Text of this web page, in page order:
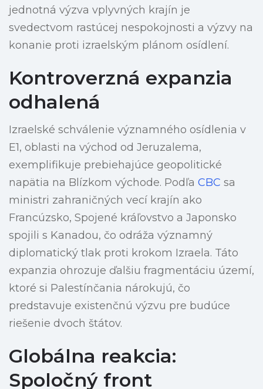
jednotná výzva vplyvných krajín je
svedectvom rastúcej nespokojnosti a výzvy na
konanie proti izraelským plánom osídlení.
Kontroverzná expanzia
odhalená
Izraelské schválenie významného osídlenia v
E1, oblasti na východ od Jeruzalema,
exemplifikuje prebiehajúce geopolitické
napätia na Blízkom východe. Podľa CBC sa
ministri zahraničných vecí krajín ako
Francúzsko, Spojené kráľovstvo a Japonsko
spojili s Kanadou, čo odráža významný
diplomatický tlak proti krokom Izraela. Táto
expanzia ohrozuje ďalšiu fragmentáciu území,
ktoré si Palestínčania nárokujú, čo
predstavuje existenčnú výzvu pre budúce
riešenie dvoch štátov.
Globálna reakcia:
Spoločný front